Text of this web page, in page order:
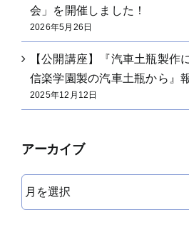
会」を開催しました！
2026年5月26日
【公開講座】『汽車土瓶製作
信楽学園製の汽車土瓶から』
2025年12月12日
アーカイブ